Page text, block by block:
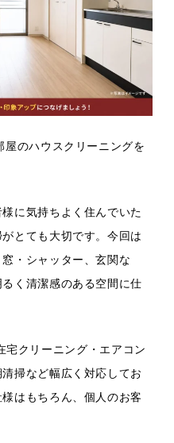
のハウスクリーニングを
に気持ちよく住んでいた
とても大切です。今回は
・シャッター、玄関な
く清潔感のある空間に仕
クリーニング・エアコン
掃など幅広く対応してお
はもちろん、個人のお客